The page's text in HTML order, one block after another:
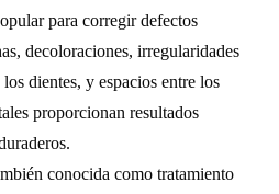
para corregir defectos
decoloraciones, irregularidades
dientes, y espacios entre los
proporcionan resultados
conocida como tratamiento